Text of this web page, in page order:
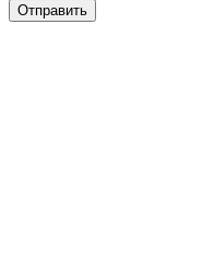
Отправить